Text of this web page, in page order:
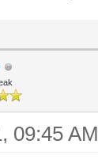
09:45 AM